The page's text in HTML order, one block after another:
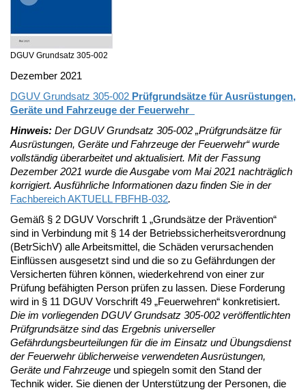
DGUV Grundsatz 305-002
Dezember 2021
DGUV Grundsatz 305-002 Prüfgrundsätze für Ausrüstungen,
Geräte und Fahrzeuge der Feuerwehr
Hinweis: Der DGUV Grundsatz 305-002 „Prüfgrundsätze für
Ausrüstungen, Geräte und Fahrzeuge der Feuerwehr“ wurde
vollständig überarbeitet und aktualisiert. Mit der Fassung
Dezember 2021 wurde die Ausgabe vom Mai 2021 nachträglich
korrigiert. Ausführliche Informationen dazu finden Sie in der
Fachbereich AKTUELL FBFHB-032.
Gemäß § 2 DGUV Vorschrift 1 „Grundsätze der Prävention“
sind in Verbindung mit § 14 der Betriebssicherheitsverordnung
(BetrSichV) alle Arbeitsmittel, die Schäden verursachenden
Einflüssen ausgesetzt sind und die so zu Gefährdungen der
Versicherten führen können, wiederkehrend von einer zur
Prüfung befähigten Person prüfen zu lassen. Diese Forderung
wird in § 11 DGUV Vorschrift 49 „Feuerwehren“ konkretisiert.
Die im vorliegenden DGUV Grundsatz 305-002 veröffentlichten
Prüfgrundsätze sind das Ergebnis universeller
Gefährdungsbeurteilungen für die im Einsatz und Übungsdienst
der Feuerwehr üblicherweise verwendeten Ausrüstungen,
Geräte und Fahrzeuge und spiegeln somit den Stand der
Technik wider. Sie dienen der Unterstützung der Personen, die